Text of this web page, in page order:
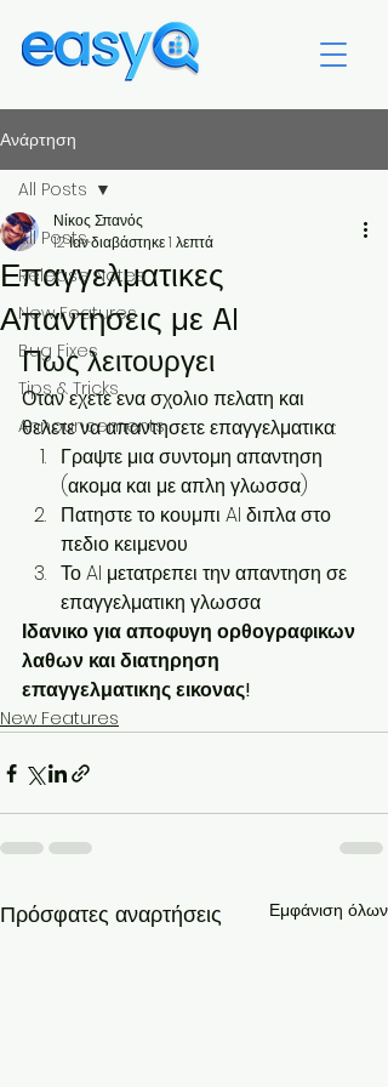
Ανάρτηση
All Posts
Release Notes
New Features
Bug Fixes
Tips & Tricks
Announcements
All Posts
Επαγγελματικες
Απαντησεις με AI
Νίκος Σπανός
12 Ιανδιαβάστηκε 1 λεπτά
Πως λειτουργει
Οταν εχετε ενα σχολιο πελατη και
θελετε να απαντησετε επαγγελματικα:
Γραψτε μια συντομη απαντηση
(ακομα και με απλη γλωσσα)
Πατηστε το κουμπι AI διπλα στο
πεδιο κειμενου
Το AI μετατρεπει την απαντηση σε
επαγγελματικη γλωσσα
Ιδανικο για αποφυγη ορθογραφικων
λαθων και διατηρηση
επαγγελματικης εικονας!
New Features
Πρόσφατες αναρτήσεις Εμφάνιση όλων